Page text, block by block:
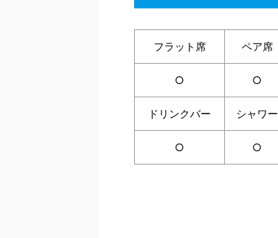
フラット席 ペア席
○ ○
ドリンクバー シャワー
○ ○